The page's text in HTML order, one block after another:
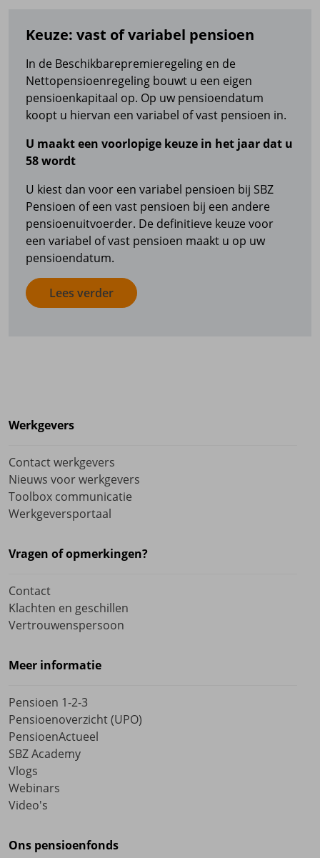
Keuze: vast of variabel pensioen
In de Beschikbarepremieregeling en de
Nettopensioenregeling bouwt u een eigen
pensioenkapitaal op. Op uw pensioendatum
koopt u hiervan een variabel of vast pensioen in.
U maakt een voorlopige keuze in het jaar dat u
58 wordt
U kiest dan voor een variabel pensioen bij SBZ
Pensioen of een vast pensioen bij een andere
pensioenuitvoerder. De definitieve keuze voor
een variabel of vast pensioen maakt u op uw
pensioendatum.
Lees verder
Werkgevers
Contact werkgevers
Nieuws voor werkgevers
Toolbox communicatie
Werkgeversportaal
Vragen of opmerkingen?
Contact
Klachten en geschillen
Vertrouwenspersoon
Meer informatie
Pensioen 1-2-3
Pensioenoverzicht (UPO)
PensioenActueel
SBZ Academy
Vlogs
Webinars
Video's
Ons pensioenfonds